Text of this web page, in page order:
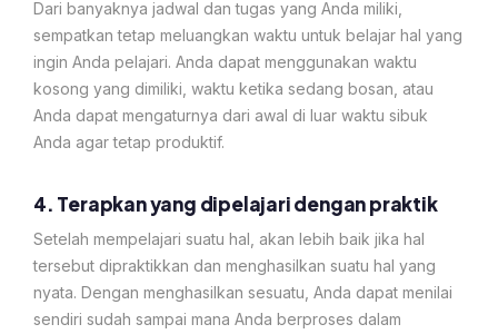
Dari banyaknya jadwal dan tugas yang Anda miliki,
sempatkan tetap meluangkan waktu untuk belajar hal yang
ingin Anda pelajari. Anda dapat menggunakan waktu
kosong yang dimiliki, waktu ketika sedang bosan, atau
Anda dapat mengaturnya dari awal di luar waktu sibuk
Anda agar tetap produktif.
4. Terapkan yang dipelajari dengan praktik
Setelah mempelajari suatu hal, akan lebih baik jika hal
tersebut dipraktikkan dan menghasilkan suatu hal yang
nyata. Dengan menghasilkan sesuatu, Anda dapat menilai
sendiri sudah sampai mana Anda berproses dalam